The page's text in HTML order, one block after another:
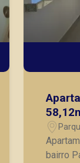
Preto/
bairro